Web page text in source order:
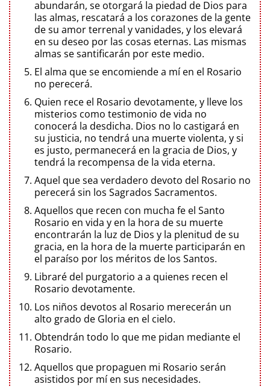
abundarán, se otorgará la piedad de Dios para
las almas, rescatará a los corazones de la gente
de su amor terrenal y vanidades, y los elevará
en su deseo por las cosas eternas. Las mismas
almas se santificarán por este medio.
El alma que se encomiende a mí en el Rosario
no perecerá.
Quien rece el Rosario devotamente, y lleve los
misterios como testimonio de vida no
conocerá la desdicha. Dios no lo castigará en
su justicia, no tendrá una muerte violenta, y si
es justo, permanecerá en la gracia de Dios, y
tendrá la recompensa de la vida eterna.
Aquel que sea verdadero devoto del Rosario no
perecerá sin los Sagrados Sacramentos.
Aquellos que recen con mucha fe el Santo
Rosario en vida y en la hora de su muerte
encontrarán la luz de Dios y la plenitud de su
gracia, en la hora de la muerte participarán en
el paraíso por los méritos de los Santos.
Libraré del purgatorio a a quienes recen el
Rosario devotamente.
Los niños devotos al Rosario merecerán un
alto grado de Gloria en el cielo.
Obtendrán todo lo que me pidan mediante el
Rosario.
Aquellos que propaguen mi Rosario serán
asistidos por mí en sus necesidades.